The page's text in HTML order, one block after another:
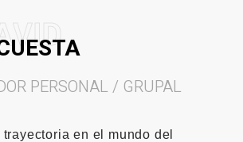
VID
PERSONAL / GRUPAL
en el mundo del